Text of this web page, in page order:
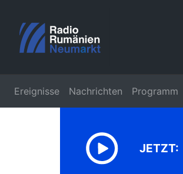
Ereignisse Nachrichten Programm
JETZT: